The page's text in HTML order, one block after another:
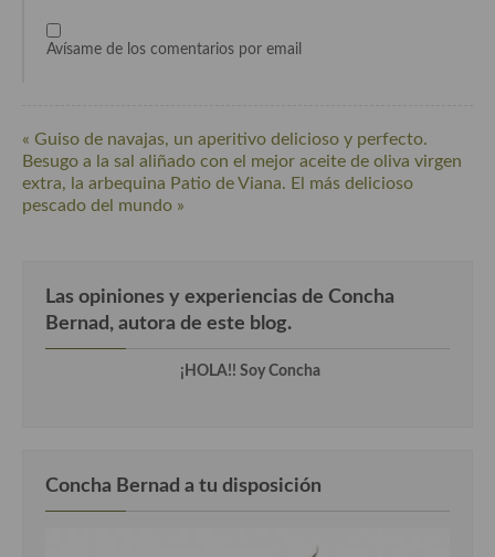
Cocina Italiana
Cocina Polaca
Cocina portuguesa
Cocina Suiza
Avísame de los comentarios por email
« Guiso de navajas, un aperitivo delicioso y perfecto.
Besugo a la sal aliñado con el mejor aceite de oliva virgen
extra, la arbequina Patio de Viana. El más delicioso
pescado del mundo »
Las opiniones y experiencias de Concha
Bernad, autora de este blog.
¡HOLA!! Soy Concha
Concha Bernad a tu disposición